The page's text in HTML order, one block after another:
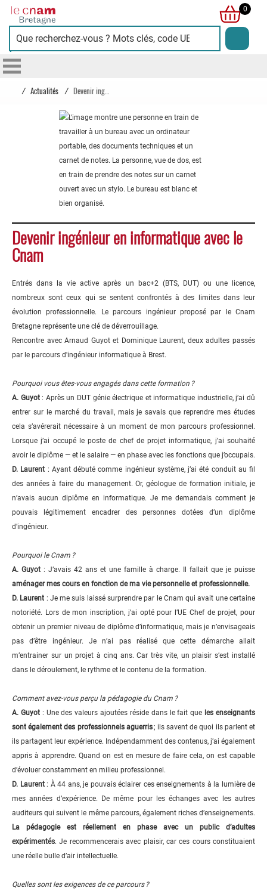
Cnam
Bretagne
0
/ Actualités /
Devenir ingénieur en informatique avec le
Cnam
Entrés dans la vie active après un bac+2 (BTS, DUT) ou une licence,
nombreux sont ceux qui se sentent confrontés à des limites dans leur
évolution professionnelle. Le parcours ingénieur proposé par le Cnam
Bretagne représente une clé de déverrouillage.
Rencontre avec Arnaud Guyot et Dominique Laurent, deux adultes passés
par le parcours d'ingénieur informatique à Brest.
Pourquoi vous êtes-vous engagés dans cette formation ?
A. Guyot: Après un DUT génie électrique et informatique industrielle, j’ai dû
entrer sur le marché du travail, mais je savais que reprendre mes études
cela s’avérerait nécessaire à un moment de mon parcours professionnel.
Lorsque j’ai occupé le poste de chef de projet informatique, j’ai souhaité
avoir le diplôme — et le salaire — en phase avec les fonctions que j’occupais.
D. Laurent : Ayant débuté comme ingénieur système, j’ai été conduit au fil
des années à faire du management. Or, géologue de formation initiale, je
n’avais aucun diplôme en informatique. Je me demandais comment je
pouvais légitimement encadrer des personnes dotées d’un diplôme
d’ingénieur.
Pourquoi le Cnam ?
A. Guyot : J’avais 42 ans et une famille à charge. Il fallait que je puisse
aménager mes cours en fonction de ma vie personnelle et professionnelle.
D. Laurent : Je me suis laissé surprendre par le Cnam qui avait une certaine
notoriété. Lors de mon inscription, j’ai opté pour l’UE Chef de projet, pour
obtenir un premier niveau de diplôme d’informatique, mais je n’envisageais
pas d’être ingénieur. Je n’ai pas réalisé que cette démarche allait
m’entrainer sur un projet à cinq ans. Car très vite, un plaisir s’est installé
dans le déroulement, le rythme et le contenu de la formation.
Comment avez-vous perçu la pédagogie du Cnam ?
A. Guyot: Une des valeurs ajoutées réside dans le fait que les enseignants
sont également des professionnels aguerris; ils savent de quoi ils parlent et
ils partagent leur expérience. Indépendamment des contenus, j’ai également
appris à apprendre. Quand on est en mesure de faire cela, on est capable
d’évoluer constamment en milieu professionnel.
D. Laurent: À 44 ans, je pouvais éclairer ces enseignements à la lumière de
mes années d’expérience. De même pour les échanges avec les autres
auditeurs qui suivent le même parcours, également riches d’enseignements.
La pédagogie est réellement en phase avec un public d’adultes
expérimentés. Je recommencerais avec plaisir, car ces cours constituaient
une réelle bulle d’air intellectuelle.
Quelles sont les exigences de ce parcours ?